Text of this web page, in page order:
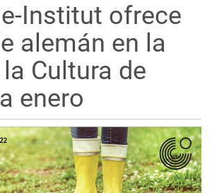
Institut ofrece
alemán en la
Cultura de
enero